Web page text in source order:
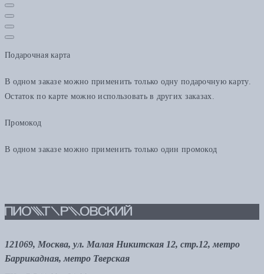
Подарочная карта
В одном заказе можно применить только одну подарочную карту.
Остаток по карте можно использовать в других заказах.
Промокод
В одном заказе можно применить только один промокод
121069, Москва, ул. Малая Никитская 12, стр.12, метро
Баррикадная, метро Тверская